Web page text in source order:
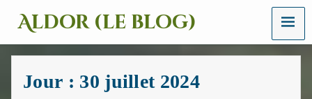
Aldor (le blog)
Un
site
des
MENU
Jour : 30 juillet 2024